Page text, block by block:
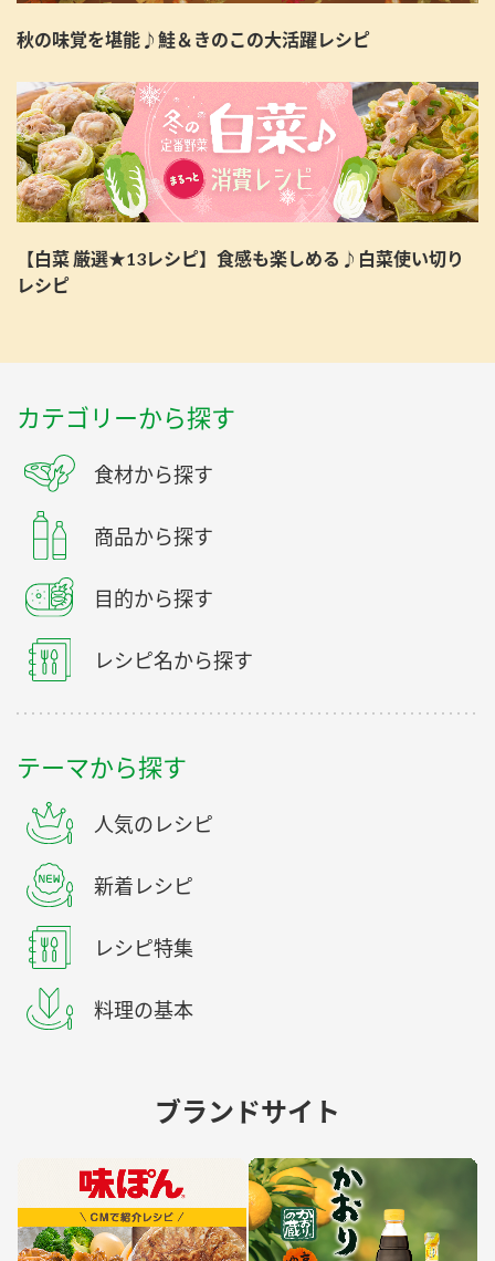
秋の味覚を堪能♪鮭＆きのこの大活躍レシピ
【白菜 厳選★13レシピ】食感も楽しめる♪白菜使い切り
レシピ
カテゴリーから探す
食材から探す
商品から探す
目的から探す
レシピ名から探す
テーマから探す
人気のレシピ
新着レシピ
レシピ特集
料理の基本
ブランドサイト